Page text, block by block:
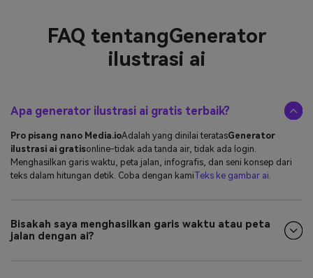
FAQ tentangGenerator
ilustrasi ai
Apa generator ilustrasi ai gratis terbaik?
Pro pisang nano Media.ioAdalah yang dinilai teratasGenerator
ilustrasi ai gratisonline-tidak ada tanda air, tidak ada login.
Menghasilkan garis waktu, peta jalan, infografis, dan seni konsep dari
teks dalam hitungan detik. Coba dengan kamiTeks ke gambar ai
Bisakah saya menghasilkan garis waktu atau peta
jalan dengan ai?